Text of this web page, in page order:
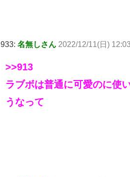
933: 名無しさん 2022/12/11(日)
>>913
ラブボは普通に可愛のに使
うなって